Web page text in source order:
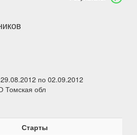
по 02.09.2012
Томская обл
Старты